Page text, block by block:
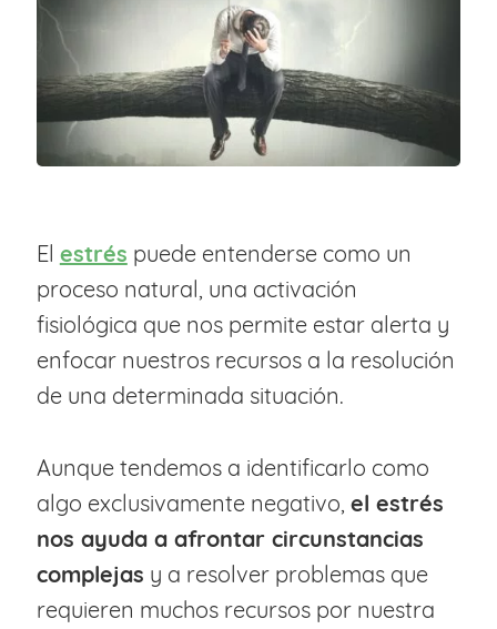
El estrés puede entenderse como un
proceso natural, una activación
fisiológica que nos permite estar alerta y
enfocar nuestros recursos a la resolución
de una determinada situación.
Aunque tendemos a identificarlo como
algo exclusivamente negativo, el estrés
nos ayuda a afrontar circunstancias
complejas y a resolver problemas que
requieren muchos recursos por nuestra